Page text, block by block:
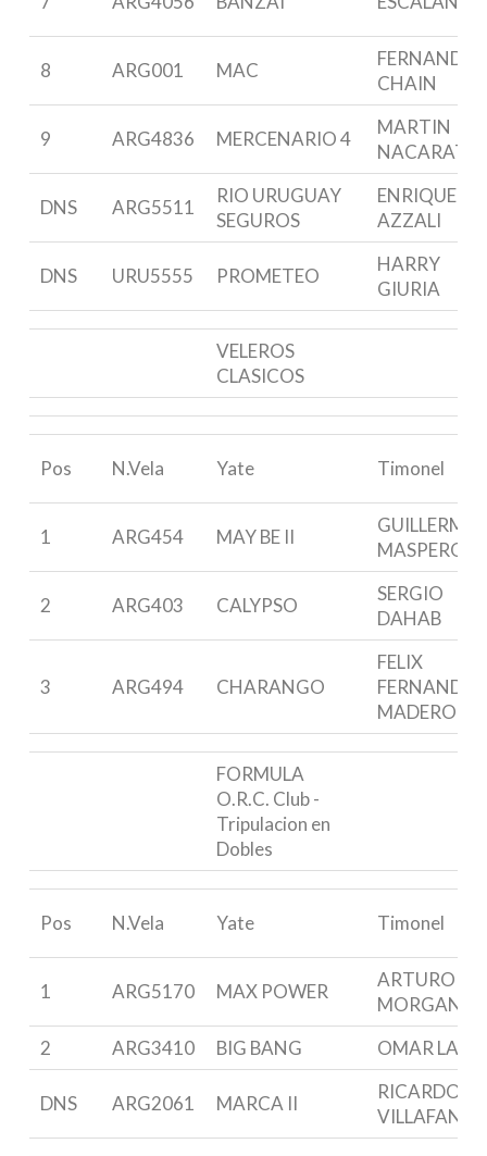
8 ARG001 MAC
FERNANDO
CHAIN
9 ARG4836 MERCENARIO 4
MARTIN
NACARATO
DNS ARG5511
RIO URUGUAY
SEGUROS
ENRIQUE G.
AZZALI
DNS URU5555 PROMETEO
HARRY
GIURIA
VELEROS
CLASICOS
Pos N.Vela Yate Timonel
1 ARG454 MAY BE II
GUILLERMO
MASPERO
2 ARG403 CALYPSO
SERGIO
DAHAB
3 ARG494 CHARANGO
FELIX
FERNANDEZ
MADERO
FORMULA
O.R.C. Club -
Tripulacion en
Dobles
Pos N.Vela Yate Timonel
1 ARG5170 MAX POWER
ARTURO
MORGAN
2
ARG3410 BIG BANG OMAR
DNS ARG2061 MARCA II
RICARDO
VILLAFANE